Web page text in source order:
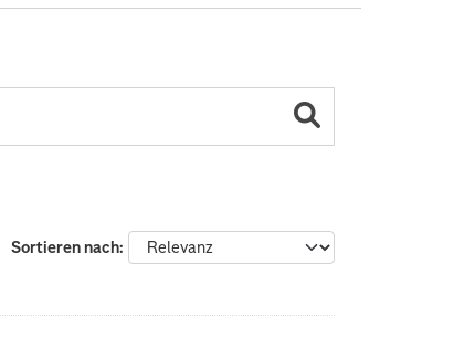
Sortieren nach